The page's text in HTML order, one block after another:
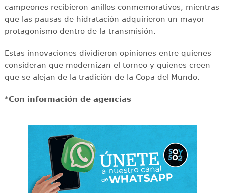
campeones recibieron anillos conmemorativos, mientras
que las pausas de hidratación adquirieron un mayor
protagonismo dentro de la transmisión.
Estas innovaciones dividieron opiniones entre quienes
consideran que modernizan el torneo y quienes creen
que se alejan de la tradición de la Copa del Mundo.
*Con información de agencias